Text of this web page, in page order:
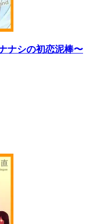
ナシの初恋泥棒〜